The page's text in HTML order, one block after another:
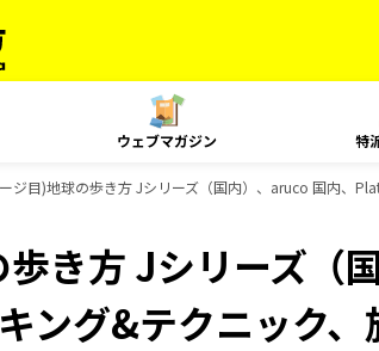
ウェブマガジン 特
ジ目)地球の歩き方 Jシリーズ（国内）、aruco 国内、
き方 Jシリーズ（
ング&テクニック、